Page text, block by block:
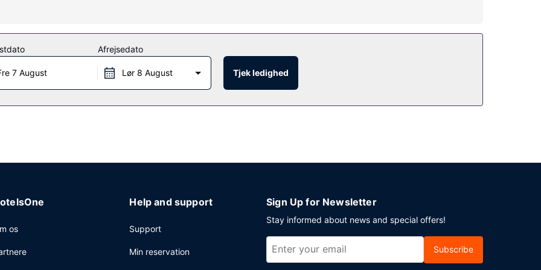
du tage med til en gratis reception, der afholdes dagligt.
reception og vaskeri. Gratis selvstændig parkering er til rådighed på stedet.
7 August
Afrejsedato
Lør 8 August Tjek ledighed
os
Help and support
Support
Min reservation
Sign Up for Newsletter
Stay informed about news and special offers!
Subscribe